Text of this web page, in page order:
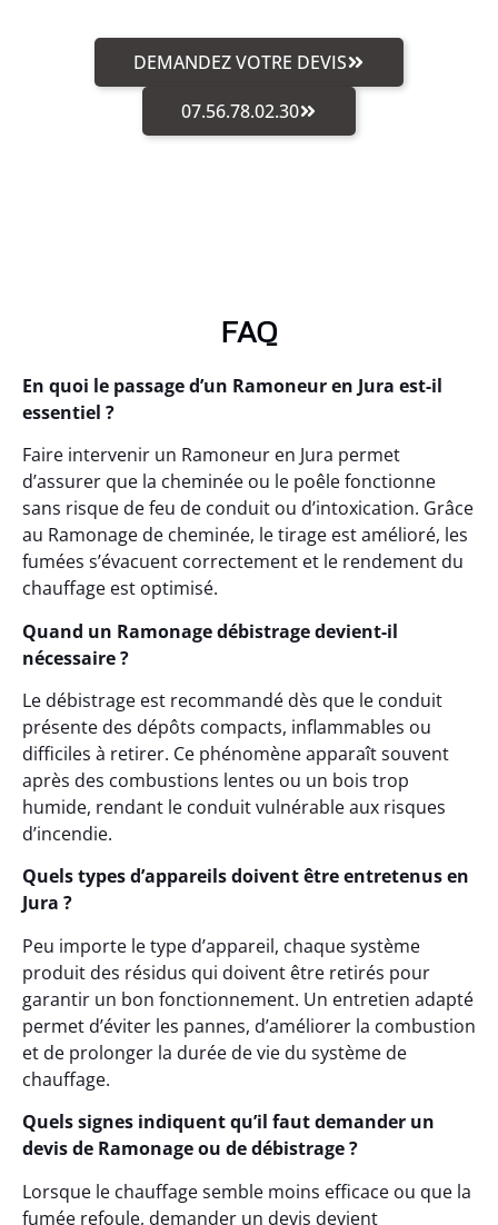
DEMANDEZ VOTRE DEVIS
07.56.78.02.30
FAQ
En quoi le passage d’un Ramoneur en Jura est-il
essentiel ?
Faire intervenir un Ramoneur en Jura permet
d’assurer que la cheminée ou le poêle fonctionne
sans risque de feu de conduit ou d’intoxication. Grâce
au Ramonage de cheminée, le tirage est amélioré, les
fumées s’évacuent correctement et le rendement du
chauffage est optimisé.
Quand un Ramonage débistrage devient-il
nécessaire ?
Le débistrage est recommandé dès que le conduit
présente des dépôts compacts, inflammables ou
difficiles à retirer. Ce phénomène apparaît souvent
après des combustions lentes ou un bois trop
humide, rendant le conduit vulnérable aux risques
d’incendie.
Quels types d’appareils doivent être entretenus en
Jura ?
Peu importe le type d’appareil, chaque système
produit des résidus qui doivent être retirés pour
garantir un bon fonctionnement. Un entretien adapté
permet d’éviter les pannes, d’améliorer la combustion
et de prolonger la durée de vie du système de
chauffage.
Quels signes indiquent qu’il faut demander un
devis de Ramonage ou de débistrage ?
Lorsque le chauffage semble moins efficace ou que la
fumée refoule, demander un devis devient